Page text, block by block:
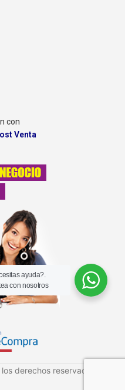
con
Venta
derechos reservados
ayuda?.
con nosotros